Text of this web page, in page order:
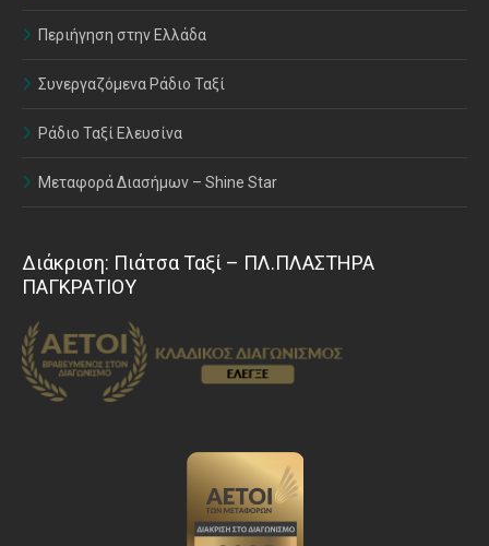
Περιήγηση στην Ελλάδα
Συνεργαζόμενα Ράδιο Ταξί
Ράδιο Ταξί Ελευσίνα
Μεταφορά Διασήμων – Shine Star
Διάκριση: Πιάτσα Ταξί – ΠΛ.ΠΛΑΣΤΗΡΑ
ΠΑΓΚΡΑΤΙΟΥ